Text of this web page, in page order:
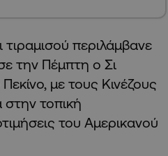
περιλάμβανε
την Πέμπτη ο Σι
με τους Κινέζους
τοπική
του Αμερικανού